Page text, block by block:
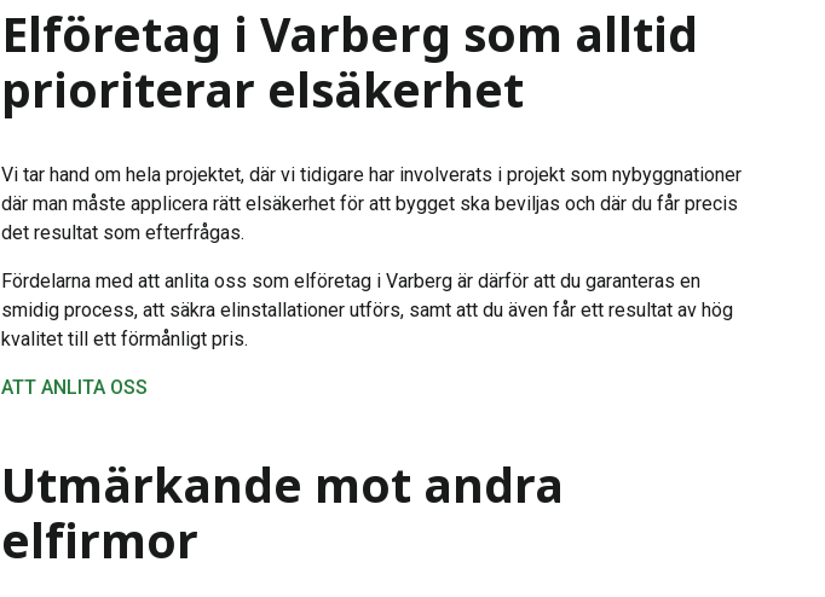
Elföretag i Varberg som alltid
prioriterar elsäkerhet
Vi tar hand om hela projektet, där vi tidigare har involverats i projekt som nybyggnationer
där man måste applicera rätt elsäkerhet för att bygget ska beviljas och där du får precis
det resultat som efterfrågas.
Fördelarna med att anlita oss som elföretag i Varberg är därför att du garanteras en
smidig process, att säkra elinstallationer utförs, samt att du även får ett resultat av hög
kvalitet till ett förmånligt pris.
ATT ANLITA OSS
Utmärkande mot andra
elfirmor